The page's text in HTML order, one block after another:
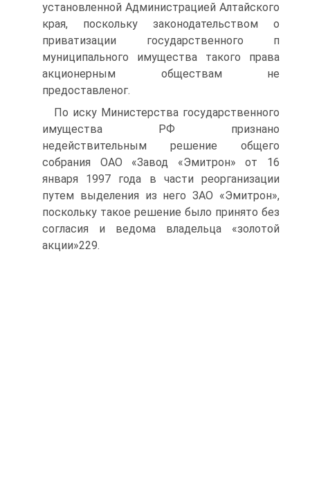
установленной Администрацией Алтайского
края, поскольку законодательством о
приватизации государственного п
муниципального имущества такого права
акционерным обществам не
предоставленог.
По иску Министерства государственного
имущества РФ признано
недействительным решение общего
собрания ОАО «Завод «Эмитрон» от 16
января 1997 года в части реорганизации
путем выделения из него ЗАО «Эмитрон»,
поскольку такое решение было принято без
согласия и ведома владельца «золотой
акции»229.